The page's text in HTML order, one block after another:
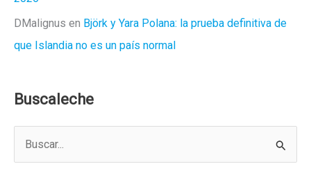
DMalignus en Björk y Yara Polana: la prueba definitiva de
que Islandia no es un país normal
Buscaleche